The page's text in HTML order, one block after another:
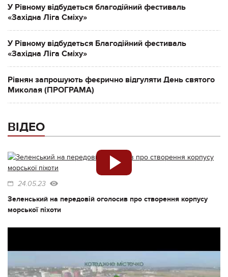
У Рівному відбудеться благодійний фестиваль
«Західна Ліга Сміху»
У Рівному відбудеться Благодійний фестиваль
«Західна Ліга Сміху»
Рівнян запрошують феєрично відгуляти День святого
Миколая (ПРОГРАМА)
ВІДЕО
24.05.23
Зеленський на передовій оголосив про створення корпусу
морської піхоти